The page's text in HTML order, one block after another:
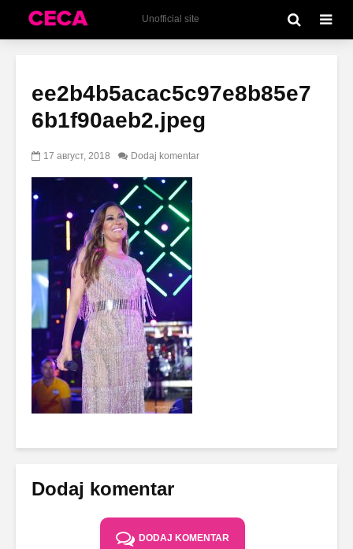
Unofficial site
ee2b4b5acac5c97e8b85e7
6b1f90aeb2.jpeg
17 август, 2018 Dodaj komentar
Dodaj komentar
DODAJ KOMENTAR